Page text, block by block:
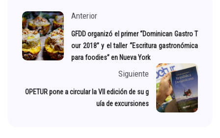
Anterior
GFDD organizó el primer “Dominican Gastro T
our 2018” y el taller “Escritura gastronómica
para foodies” en Nueva York
Siguiente
OPETUR pone a circular la Vll edición de su g
uía de excursiones